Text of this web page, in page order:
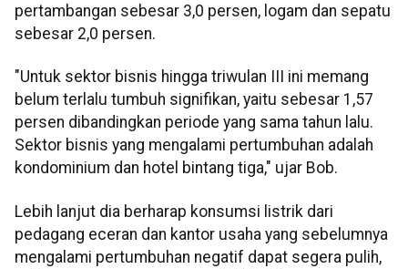
pertambangan sebesar 3,0 persen, logam dan sepatu
sebesar 2,0 persen.
"Untuk sektor bisnis hingga triwulan III ini memang
belum terlalu tumbuh signifikan, yaitu sebesar 1,57
persen dibandingkan periode yang sama tahun lalu.
Sektor bisnis yang mengalami pertumbuhan adalah
kondominium dan hotel bintang tiga," ujar Bob.
Lebih lanjut dia berharap konsumsi listrik dari
pedagang eceran dan kantor usaha yang sebelumnya
mengalami pertumbuhan negatif dapat segera pulih,